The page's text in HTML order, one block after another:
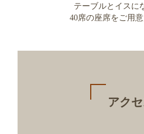
テーブルとイスに
40席の座席をご用意
アク